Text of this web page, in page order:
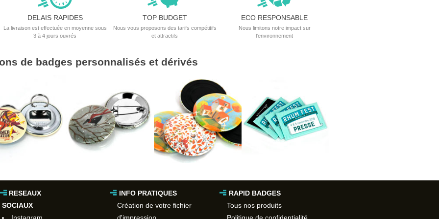
115x40mm
Magnets Carrés
52x52mm
Magnets Ovales
45x25mm
68x45mm
DELAIS RAPIDES
La livraison est effectuée en moyenne sous
3 à 4 jours ouvrés
TOP BUDGET
Nous vous proposons des tarifs compétitifs
et attractifs
ECO RESPONSABLE
Nous limitons notre impact sur
l'environnement
de badges personnalisés et dérivés
RESEAUX
SOCIAUX
Instagram
INFO PRATIQUES
Création de votre fichier
d'impression
RAPID BADGES
Tous nos produits
Politique de confidentialité